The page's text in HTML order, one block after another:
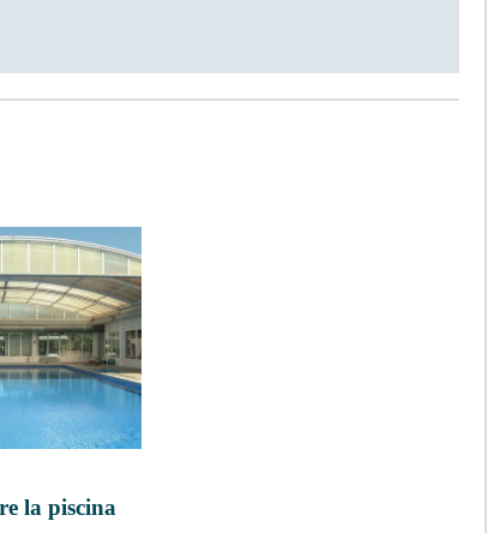
la piscina